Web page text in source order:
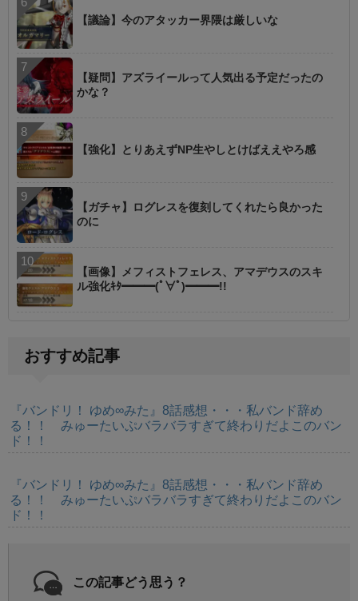
【議論】今のアタッカー界隈は厳しいな
【疑問】アズライールって人気出る予定だったの
かな？
【強化】とりあえずNP生やしとけばええやろ感
【ガチャ】ログレスを復刻してくれたら良かった
のに
【画像】メフィストフェレス、アマデウスのスキ
ル強化ｷﾀ━━━(ﾟ∀ﾟ)━━━!!
おすすめ記事
『バンドリ！ ゆめ∞みた』8話感想・・・私バンド辞め
る！！ みゅーたいぷバラバラすぎて終わりだよこのバン
ド！！
『バンドリ！ ゆめ∞みた』8話感想・・・私バンド辞め
る！！ みゅーたいぷバラバラすぎて終わりだよこのバン
ド！！
この記事どう思う？